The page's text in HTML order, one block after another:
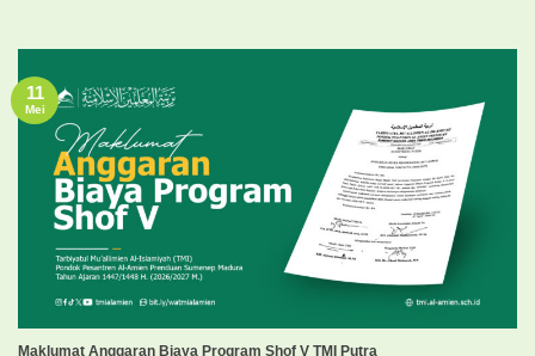
Maklumat Anggaran Biaya Program Shof V TMI Putra
11
Mei